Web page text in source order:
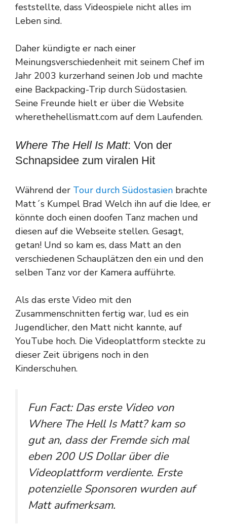
feststellte, dass Videospiele nicht alles im
Leben sind.
Daher kündigte er nach einer
Meinungsverschiedenheit mit seinem Chef im
Jahr 2003 kurzerhand seinen Job und machte
eine Backpacking-Trip durch Südostasien.
Seine Freunde hielt er über die Website
wherethehellismatt.com auf dem Laufenden.
Where The Hell Is Matt: Von der
Schnapsidee zum viralen Hit
Während der Tour durch Südostasien brachte
Matt´s Kumpel Brad Welch ihn auf die Idee, er
könnte doch einen doofen Tanz machen und
diesen auf die Webseite stellen. Gesagt,
getan! Und so kam es, dass Matt an den
verschiedenen Schauplätzen den ein und den
selben Tanz vor der Kamera aufführte.
Als das erste Video mit den
Zusammenschnitten fertig war, lud es ein
Jugendlicher, den Matt nicht kannte, auf
YouTube hoch. Die Videoplattform steckte zu
dieser Zeit übrigens noch in den
Kinderschuhen.
Fun Fact: Das erste Video von
Where The Hell Is Matt?kam so
gut an, dass der Fremde sich mal
eben 200 US Dollar über die
Videoplattform verdiente. Erste
potenzielle Sponsoren wurden auf
Matt aufmerksam.